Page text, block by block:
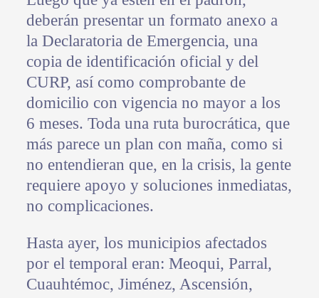
deberán presentar un formato anexo a
la Declaratoria de Emergencia, una
copia de identificación oficial y del
CURP, así como comprobante de
domicilio con vigencia no mayor a los
6 meses. Toda una ruta burocrática, que
más parece un plan con maña, como si
no entendieran que, en la crisis, la gente
requiere apoyo y soluciones inmediatas,
no complicaciones.
Hasta ayer, los municipios afectados
por el temporal eran: Meoqui, Parral,
Cuauhtémoc, Jiménez, Ascensión,